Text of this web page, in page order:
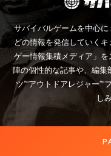
サバイバルゲームを中心
どの情報を発信していく
ゲー情報集積メディア」
陣の個性的な記事や、編集
ツ”“アウトドアレジャー
し